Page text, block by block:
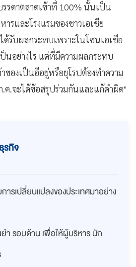
รดาตลาดเข้าที่ 100% นั้นเป็น
รและโรงแรมของชาวเอเชีย
ด้รับผลกระทบเพราะในโซนเอเชีย
ป็นอย่างไร แต่ที่มีความผลกระทบ
ของเป็นอีอยู่หรือยุโรปต้องทำความ
.ค.จะได้ข้อสรุปร่วมกันและแก้คำผิด"
รกิจ
รเปลี่ยนแปลงของประเทศมาอย่าง
รอบด้าน เพื่อให้ผู้บริหาร นัก